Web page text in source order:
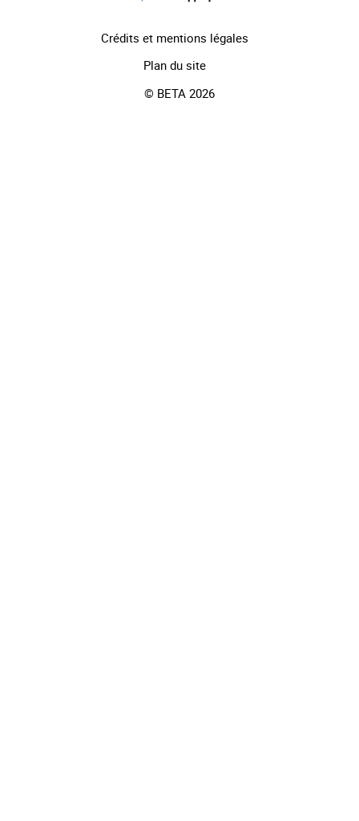
Crédits et mentions légales
Plan du site
© BETA 2026